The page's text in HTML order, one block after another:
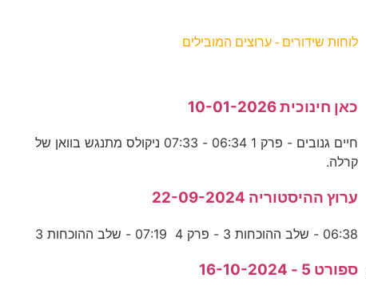
לוחות שידורים - ערוצים המובילים
כאן חינוכית 10-01-2026
חיים גנובים - פרק 1 06:34 - 07:33 ניקולס מתנגש בוואן של
קרלה.
ערוץ ההיסטוריה 22-09-2024
06:38 - שלב ההוכחות 3 - פרק 4 07:19 - שלב ההוכחות 3
ספורט 5 - 16-10-2024